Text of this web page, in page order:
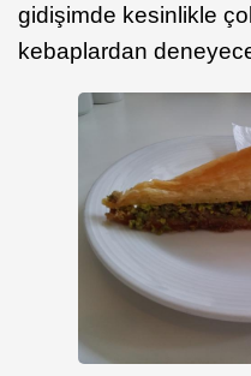
gidişimde kesinlikle
kebaplardan